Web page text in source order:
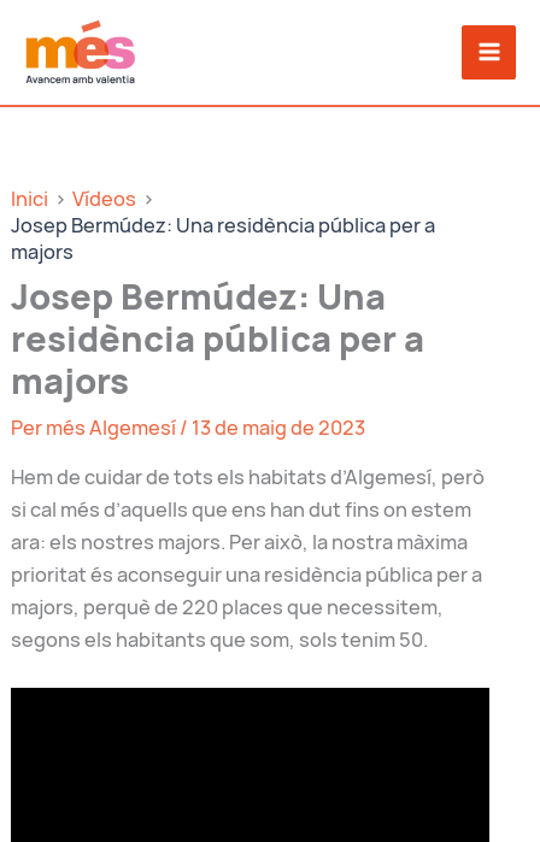
contingut
Inici
Vídeos
Josep Bermúdez: Una residència pública per a
majors
Josep Bermúdez: Una
residència pública per a
majors
Permés Algemesí/ 13 de maig de 2023
Hem de cuidar de tots els habitats d’Algemesí, però
si cal més d’aquells que ens han dut fins on estem
ara: els nostres majors. Per això, la nostra màxima
prioritat és aconseguir una residència pública per a
majors, perquè de 220 places que necessitem,
segons els habitants que som, sols tenim 50.